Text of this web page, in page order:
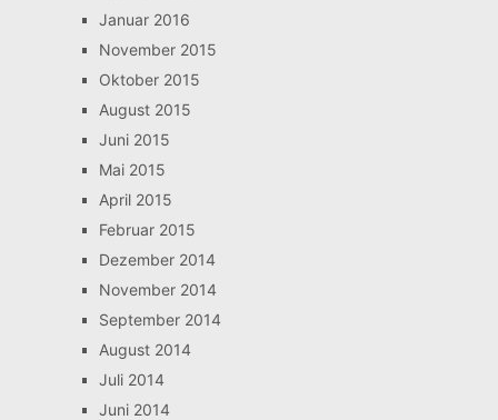
Januar 2016
November 2015
Oktober 2015
August 2015
Juni 2015
Mai 2015
April 2015
Februar 2015
Dezember 2014
November 2014
September 2014
August 2014
Juli 2014
Juni 2014